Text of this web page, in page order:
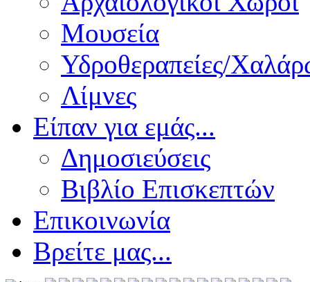
Μουσεία
Υδροθεραπείες/
Λίμνες
Είπαν για εμάς...
Δημοσιεύσεις
Βιβλίο Επισκεπτών
Επικοινωνία
Βρείτε μας...